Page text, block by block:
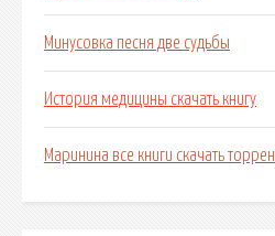
Минусовка песня две судьбы
История медицины скачать книгу
Маринина все книги скачать